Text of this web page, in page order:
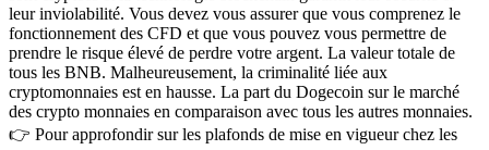
leur inviolabilité. Vous devez vous assurer que vous comprenez le
fonctionnement des CFD et que vous pouvez vous permettre de
prendre le risque élevé de perdre votre argent. La valeur totale de
tous les BNB. Malheureusement, la criminalité liée aux
cryptomonnaies est en hausse. La part du Dogecoin sur le marché
des crypto monnaies en comparaison avec tous les autres monnaies.
👉 Pour approfondir sur les plafonds de mise en vigueur chez les